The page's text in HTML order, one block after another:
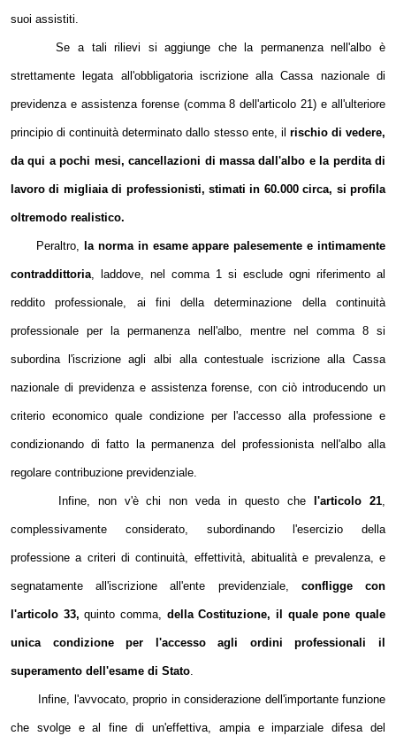
suoi assistiti.
Se a tali rilievi si aggiunge che la permanenza nell'albo è
strettamente legata all'obbligatoria iscrizione alla Cassa nazionale di
previdenza e assistenza forense (comma 8 dell'articolo 21) e all'ulteriore
principio di continuità determinato dallo stesso ente, il rischio di vedere,
da qui a pochi mesi, cancellazioni di massa dall'albo e la perdita di
lavoro di migliaia di professionisti, stimati in 60.000 circa, si profila
oltremodo realistico.
Peraltro, la norma in esame appare palesemente e intimamente
contraddittoria , laddove, nel comma 1 si esclude ogni riferimento al
reddito professionale, ai fini della determinazione della continuità
professionale per la permanenza nell'albo, mentre nel comma 8 si
subordina l'iscrizione agli albi alla contestuale iscrizione alla Cassa
nazionale di previdenza e assistenza forense, con ciò introducendo un
criterio economico quale condizione per l'accesso alla professione e
condizionando di fatto la permanenza del professionista nell'albo alla
regolare contribuzione previdenziale.
Infine, non v'è chi non veda in questo che l'articolo 21
complessivamente considerato, subordinando l'esercizio della
professione a criteri di continuità, effettività, abitualità e prevalenza, e
segnatamente all'iscrizione all'ente previdenziale, confligge con
l'articolo 33, quinto comma, della Costituzione, il quale pone quale
unica condizione per l'accesso agli ordini professionali il
superamento dell'esame di Stato
Infine, l'avvocato, proprio in considerazione dell'importante funzione
che svolge e al fine di un'effettiva, ampia e imparziale difesa del